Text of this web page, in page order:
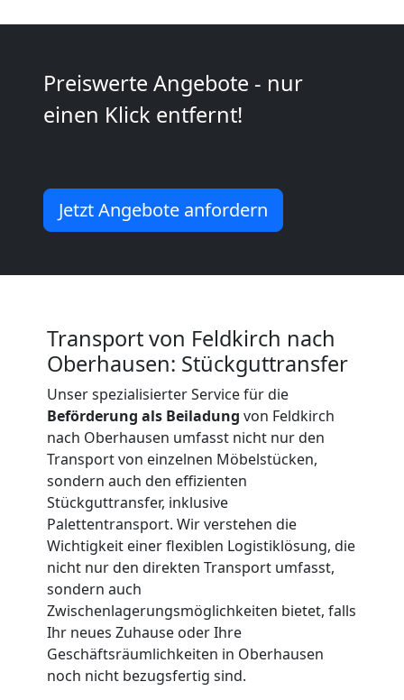
Preiswerte Angebote - nur
einen Klick entfernt!
Jetzt Angebote anfordern
Transport von Feldkirch nach
Oberhausen: Stückguttransfer
Unser spezialisierter Service für die
Beförderung als Beiladung von Feldkirch
nach Oberhausen umfasst nicht nur den
Transport von einzelnen Möbelstücken,
sondern auch den effizienten
Stückguttransfer, inklusive
Palettentransport. Wir verstehen die
Wichtigkeit einer flexiblen Logistiklösung, die
nicht nur den direkten Transport umfasst,
sondern auch
Zwischenlagerungsmöglichkeiten bietet, falls
Ihr neues Zuhause oder Ihre
Geschäftsräumlichkeiten in Oberhausen
noch nicht bezugsfertig sind.
National
Möbeltransport
Beiladung
International
Internationaler
Umzug
Nationaler
Umzug